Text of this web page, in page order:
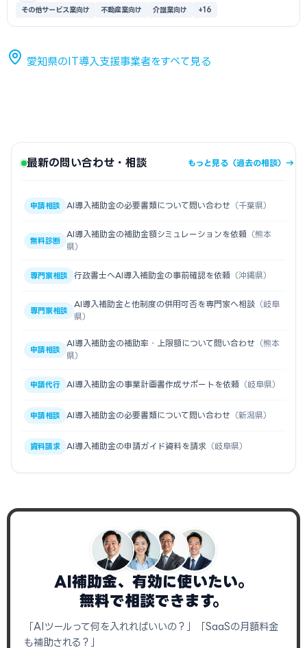
その他サービス業向け 不動産業向け 介護業向け +16
愛知県のIT導入支援事業者をすべて見る
最新の問い合わせ・相談 もっと見る（過去の相談）→
申請相談 AI導入補助金の必要書類について問い合わせ （千葉県）
無料診断
AI導入補助金の補助金額シミュレーションを依頼 （熊本
県）
専門家相談 行政書士へAI導入補助金の事前確認を依頼 （沖縄県）
専門家相談
AI導入補助金と他制度の併用可否を専門家へ相談 （岐阜
県）
申請相談
AI導入補助金の補助率・上限額について問い合わせ （熊本
県）
申請代行 AI導入補助金の事業計画書作成サポートを依頼 （岐阜県）
申請相談 AI導入補助金の必要書類について問い合わせ （新潟県）
資料請求 AI導入補助金の申請ガイド資料を請求 （岐阜県）
AI補助金、有効に使いたい。
無料で相談できます。
「AIツールって何を入れればいいの？」「SaaSの月額料金
も補助される？」